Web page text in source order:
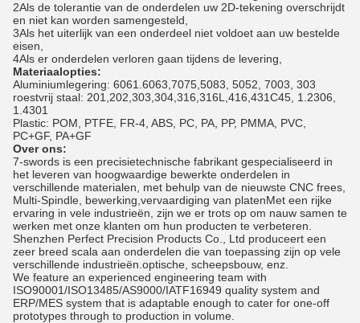
2Als de tolerantie van de onderdelen uw 2D-tekening overschrijdt
en niet kan worden samengesteld,
3Als het uiterlijk van een onderdeel niet voldoet aan uw bestelde
eisen,
4Als er onderdelen verloren gaan tijdens de levering,
Materiaalopties:
Aluminiumlegering: 6061.6063,7075,5083, 5052, 7003, 303
roestvrij staal: 201,202,303,304,316,316L,416,431C45, 1.2306,
1.4301
Plastic: POM, PTFE, FR-4, ABS, PC, PA, PP, PMMA, PVC,
PC+GF, PA+GF
Over ons:
7-swords is een precisietechnische fabrikant gespecialiseerd in
het leveren van hoogwaardige bewerkte onderdelen in
verschillende materialen, met behulp van de nieuwste CNC frees,
Multi-Spindle, bewerking,vervaardiging van platenMet een rijke
ervaring in vele industrieën, zijn we er trots op om nauw samen te
werken met onze klanten om hun producten te verbeteren.
Shenzhen Perfect Precision Products Co., Ltd produceert een
zeer breed scala aan onderdelen die van toepassing zijn op vele
verschillende industrieën.optische, scheepsbouw, enz.
We feature an experienced engineering team with
ISO90001/ISO13485/AS9000/IATF16949 quality system and
ERP/MES system that is adaptable enough to cater for one-off
prototypes through to production in volume.